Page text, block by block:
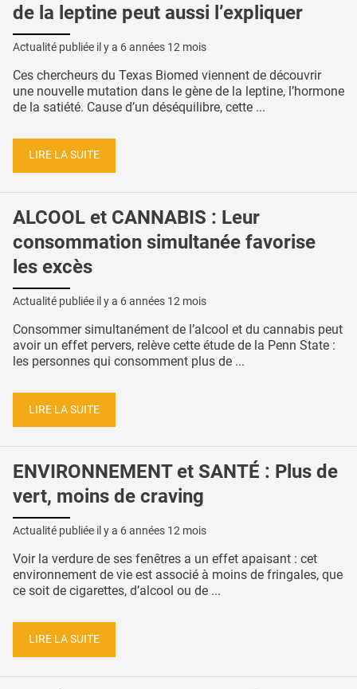
de la leptine peut aussi l’expliquer
Actualité publiée il y a 6 années 12 mois
Ces chercheurs du Texas Biomed viennent de découvrir
une nouvelle mutation dans le gène de la leptine, l’hormone
de la satiété. Cause d’un déséquilibre, cette ...
LIRE LA SUITE
ALCOOL et CANNABIS : Leur
consommation simultanée favorise
les excès
Actualité publiée il y a 6 années 12 mois
Consommer simultanément de l’alcool et du cannabis peut
avoir un effet pervers, relève cette étude de la Penn State :
les personnes qui consomment plus de ...
LIRE LA SUITE
ENVIRONNEMENT et SANTÉ : Plus de
vert, moins de craving
Actualité publiée il y a 6 années 12 mois
Voir la verdure de ses fenêtres a un effet apaisant : cet
environnement de vie est associé à moins de fringales, que
ce soit de cigarettes, d’alcool ou de ...
LIRE LA SUITE